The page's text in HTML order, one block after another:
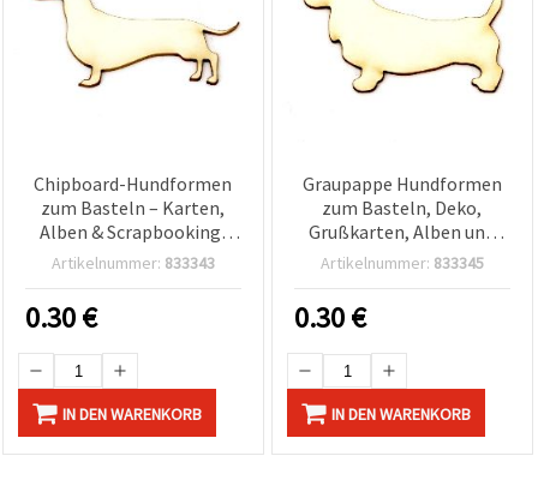
Chipboard-Hundformen
zum Basteln – Karten,
Alben & Scrapbooking,
30×50×1 mm, 2 Stück
Artikelnummer: 833343
0.30€
IN DEN WARENKORB
Graupappe Hundformen
zum Basteln, Deko,
Grußkarten, Alben und
Scrapbooking, 30 x 50 x 1
Artikelnummer: 833345
0.30€
IN DEN WARENKORB